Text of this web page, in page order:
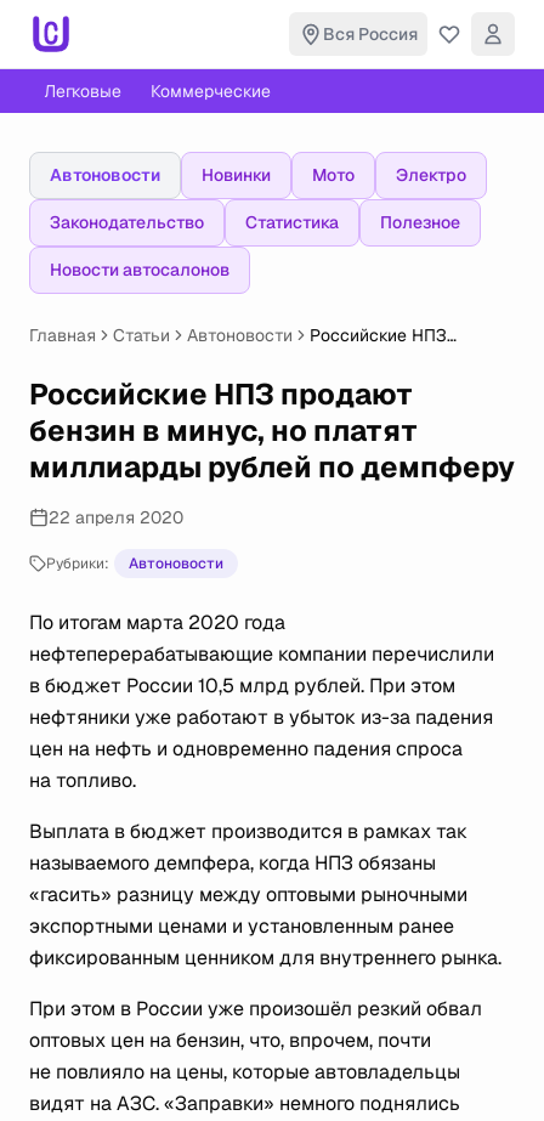
Вся Россия
Легковые Коммерческие
Автоновости Новинки Мото Электро
Законодательство Статистика Полезное
Новости автосалонов
Главная Статьи Автоновости
Российские НПЗ
в минус, но платят
миллиарды рублей
по демпферу
Российские НПЗ продают
бензин в минус, но платят
миллиарды рублей по демпферу
22 апреля 2020
Рубрики: Автоновости
По итогам марта 2020 года
нефтеперерабатывающие компании перечислили
в бюджет России 10,5 млрд рублей. При этом
нефтяники уже работают в убыток из-за падения
цен на нефть и одновременно падения спроса
на топливо.
Выплата в бюджет производится в рамках так
называемого демпфера, когда НПЗ обязаны
«гасить» разницу между оптовыми рыночными
экспортными ценами и установленным ранее
фиксированным ценником для внутреннего рынка.
При этом в России уже произошёл резкий обвал
оптовых цен на бензин, что, впрочем, почти
не повлияло на цены, которые автовладельцы
видят на АЗС. «Заправки» немного поднялись